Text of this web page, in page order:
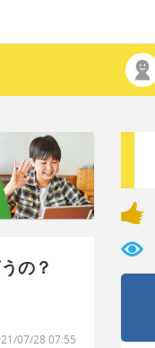
の？
07/28 07:55